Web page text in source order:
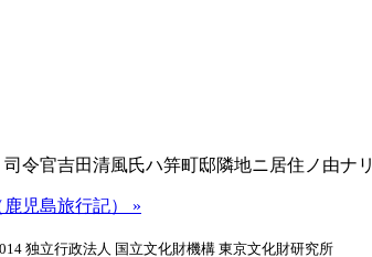
官吉田清風氏ハ笄町邸隣地ニ居住ノ由ナリ
児島旅行記） »
独立行政法人 国立文化財機構 東京文化財研究所